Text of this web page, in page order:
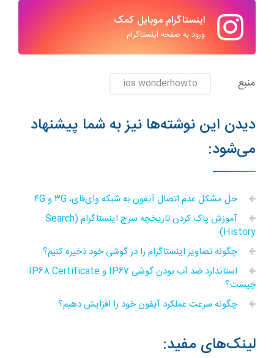
اینستاگرام موبایل کمک
ورود به صفحه اینستاگرام
منبع ios.wonderhowto
دیدن این نوشته‌ها نیز به شما پیشنهاد
می‌شود:
حل مشکل عدم اتصال آیفون به شبکه وای‌فای، ۳G و ۴G
آموزش پاک کردن تاریخچه سرچ اینستاگرام (Search
History)
چگونه تصاویر اینستاگرام را در گوشی خود ذخیره کنیم؟
استاندارد ضد آب بودن گوشی IP67 و IP68 Certificate
چیست؟
چگونه سرعت عملکرد آیفون خود را افزایش دهیم؟
لینک‌های مفید: